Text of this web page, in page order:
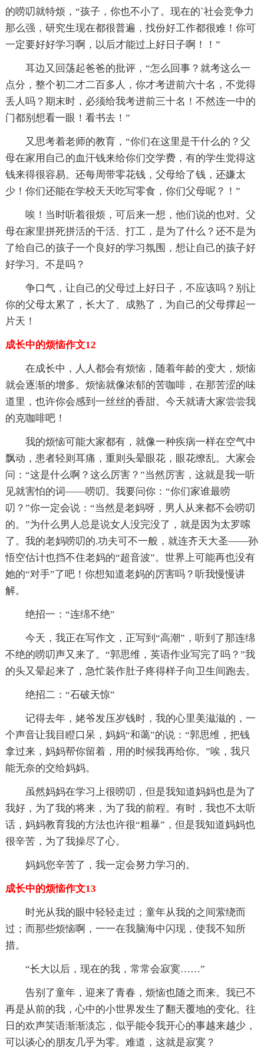
的唠叨就特烦，“孩子，你也不小了。现在的`社会竞争力
那么强，研究生现在都很普遍，找份好工作都很难！你可
一定要好好学习啊，以后才能过上好日子啊！！”
耳边又回荡起爸爸的批评，“怎么回事？就考这么一
点分，整个初二才二百多人，你才考进前六十名，不觉得
丢人吗？期末时，必须给我考进前三十名！不然连一中的
门都别想看一眼！看书去！”
又思考着老师的教育，“你们在这里是干什么的？父
母在家用自己的血汗钱来给你们交学费，有的学生觉得这
钱来得很容易。还每周带零花钱，父母给了钱，还嫌太
少！你们还能在学校天天吃写零食，你们父母呢？！”
唉！当时听着很烦，可后来一想，他们说的也对。父
母在家里拼死拼活的干活、打工，是为了什么？还不是为
了给自己的孩子一个良好的学习氛围，想让自己的孩子好
好学习。不是吗？
争口气，让自己的父母过上好日子，不应该吗？别让
你的父母太累了，长大了、成熟了，为自己的父母撑起一
片天！
成长中的烦恼作文12
在成长中，人人都会有烦恼，随着年龄的变大，烦恼
就会逐渐的增多。烦恼就像浓郁的苦咖啡，在那苦涩的味
道里，也许你会感到一丝丝的香甜。今天就请大家尝尝我
的克咖啡吧！
我的烦恼可能大家都有，就像一种疾病一样在空气中
飘动，患者轻则耳痛，重则头晕眼花，眼花缭乱。大家会
问：“这是什么啊？这么厉害？”当然厉害，这就是我一听
见就害怕的词——唠叨。我要问你：“你们家谁最唠
叨？”你一定会说：“当然是老妈呀，男人从来都不会唠叨
的。”为什么男人总是说女人没完没了，就是因为太罗嗦
了。我的老妈唠叨的.功夫可不一般，就连齐天大圣——孙
悟空估计也挡不住老妈的“超音波”。世界上可能再也没有
她的“对手”了吧！你想知道老妈的厉害吗？听我慢慢讲
解。
绝招一：“连绵不绝”
今天，我正在写作文，正写到“高潮”，听到了那连绵
不绝的唠叨声又来了。“郭思维，英语作业写完了吗？”我
的头又晕起来了，急忙装作肚子疼得样子向卫生间跑去。
绝招二：“石破天惊”
记得去年，姥爷发压岁钱时，我的心里美滋滋的，一
个声音让我目瞪口呆，妈妈“和蔼”的说：“郭思维，把钱
拿过来，妈妈帮你留着，用的时候我再给你。”唉，我只
能无奈的交给妈妈。
虽然妈妈在学习上很唠叨，但是我知道妈妈也是为了
我好，为了我的将来，为了我的前程。有时，我也不太听
话，妈妈教育我的方法也许很“粗暴”，但是我知道妈妈也
很辛苦，为了我操尽了心。
妈妈您辛苦了，我一定会努力学习的。
成长中的烦恼作文13
时光从我的眼中轻轻走过；童年从我的之间萦绕而
过；而那些烦恼啊，一一在我脑海中闪现，使我不知所
措。
“长大以后，现在的我，常常会寂寞……”
告别了童年，迎来了青春，烦恼也随之而来。我已不
再是从前的我，心中的小世界发生了翻天覆地的变化。往
日的欢声笑语渐渐淡忘，似乎能令我开心的事越来越少，
可以谈心的朋友几乎为零。难道，这就是寂寞？